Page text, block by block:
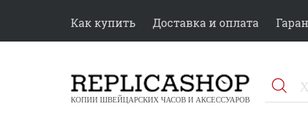
Как купить Доставка и оплата
КОПИИ ШВЕЙЦАРСКИХ ЧАСОВ И АКСЕССУАРОВ